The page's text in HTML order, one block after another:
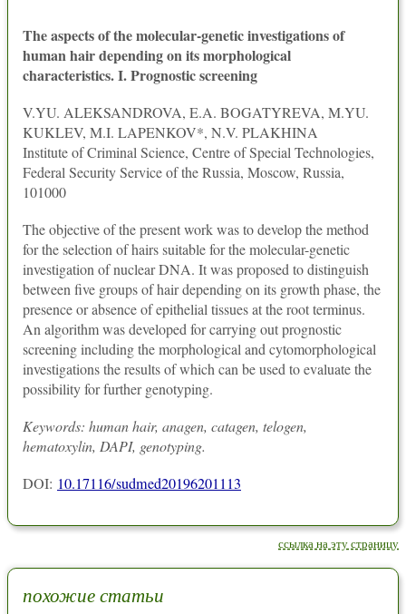
The aspects of the molecular-genetic investigations of
human hair depending on its morphological
characteristics. I. Prognostic screening
V.YU. ALEKSANDROVA, E.A. BOGATYREVA, M.YU.
KUKLEV, M.I. LAPENKOV*, N.V. PLAKHINA
Institute of Criminal Science, Centre of Special Technologies,
Federal Security Service of the Russia, Moscow, Russia,
101000
The objective of the present work was to develop the method
for the selection of hairs suitable for the molecular-genetic
investigation of nuclear DNA. It was proposed to distinguish
between five groups of hair depending on its growth phase, the
presence or absence of epithelial tissues at the root terminus.
An algorithm was developed for carrying out prognostic
screening including the morphological and cytomorphological
investigations the results of which can be used to evaluate the
possibility for further genotyping.
Keywords: human hair, anagen, catagen, telogen,
hematoxylin, DAPI, genotyping.
DOI: 10.17116/sudmed20196201113
ссылка на эту страницу
похожие статьи